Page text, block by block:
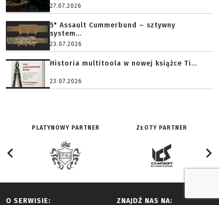
27.07.2026
5" Assault Cummerbund – sztywny
system...
23.07.2026
Historia multitoola w nowej książce Ti...
23.07.2026
PLATYNOWY PARTNER ZŁOTY PARTNER
O SERWISIE: ZNAJDŹ NAS NA: